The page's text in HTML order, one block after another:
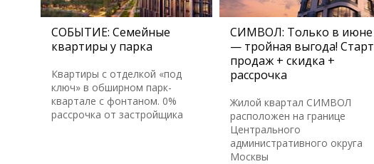
СОБЫТИЕ: Семейные
квартиры у парка
Квартиры с отделкой «под
ключ» в обширном парк-
квартале с фонтаном. 0%
рассрочка от застройщика
СИМВОЛ: Только в июне
— тройная выгода! Старт
продаж + скидка +
рассрочка
Жилой квартал СИМВОЛ
расположен на границе
Центрального
административного округа
Москвы